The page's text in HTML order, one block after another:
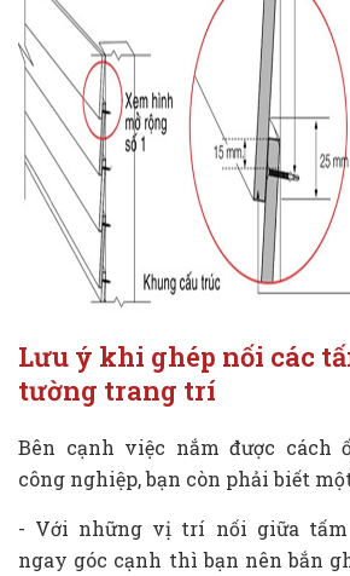
Lưu ý khi ghép nối các
tường trang trí
Bên cạnh việc nắm được cách
công nghiệp, bạn còn phải biết
- Với những vị trí nối giữa tấm
ngay góc cạnh thì bạn nên bắn